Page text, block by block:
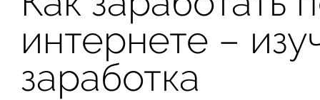
интернете –
заработка